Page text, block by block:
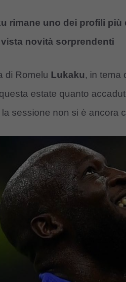
rimane uno dei profili
vista novità sorprendenti
di Romelu Lukaku, in tema
questa estate quanto
sessione non si è ancora